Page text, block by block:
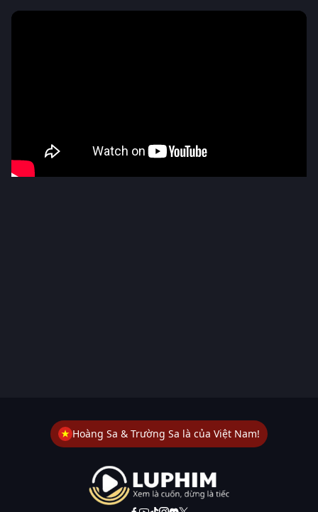
Hoàng Sa & Trường Sa là của Việt Nam!